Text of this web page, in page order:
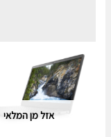
אזל מן המלאי